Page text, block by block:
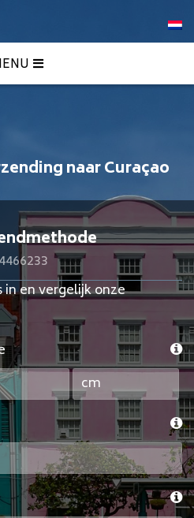
naar Curaçao
en vergelijk onze